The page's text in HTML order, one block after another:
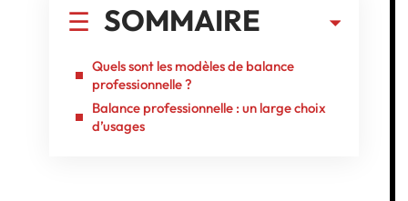
SOMMAIRE
Quels sont les modèles de balance
professionnelle ?
Balance professionnelle : un large choix
d’usages